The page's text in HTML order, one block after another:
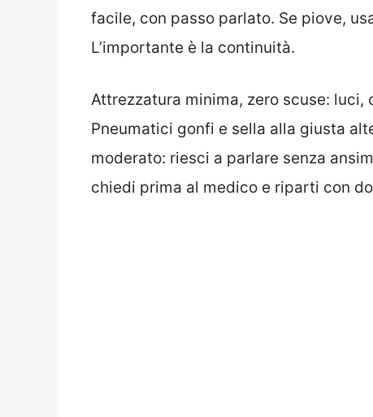
facile, con passo parlato. Se piove,
L’importante è la continuità.
Attrezzatura minima, zero scuse:
Pneumatici gonfi e sella alla giusta
moderato: riesci a parlare senza
chiedi prima al medico e riparti con